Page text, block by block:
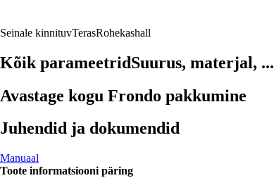
Seinale kinnituvTerasRohekashall
Kõik parameetridSuurus, materjal, ...
Avastage kogu Frondo pakkumine
Juhendid ja dokumendid
Manuaal
Toote informatsiooni päring